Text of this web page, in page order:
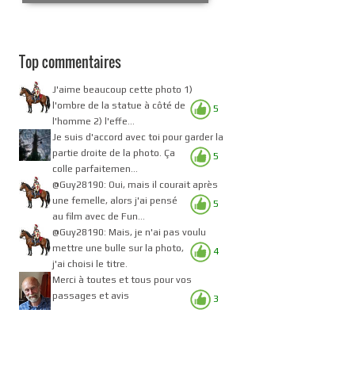
Top commentaires
5
J'aime beaucoup cette photo 1)
l'ombre de la statue à côté de
l'homme 2) l'effe...
5
Je suis d'accord avec toi pour garder la
partie droite de la photo. Ça
colle parfaitemen...
5
@Guy28190: Oui, mais il courait après
une femelle, alors j'ai pensé
au film avec de Fun...
4
@Guy28190: Mais, je n'ai pas voulu
mettre une bulle sur la photo,
j'ai choisi le titre.
3
Merci à toutes et tous pour vos
passages et avis